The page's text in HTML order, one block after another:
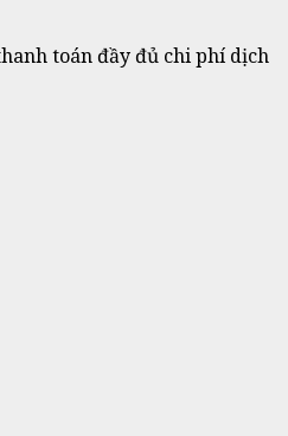
toán đầy đủ chi phí dịch